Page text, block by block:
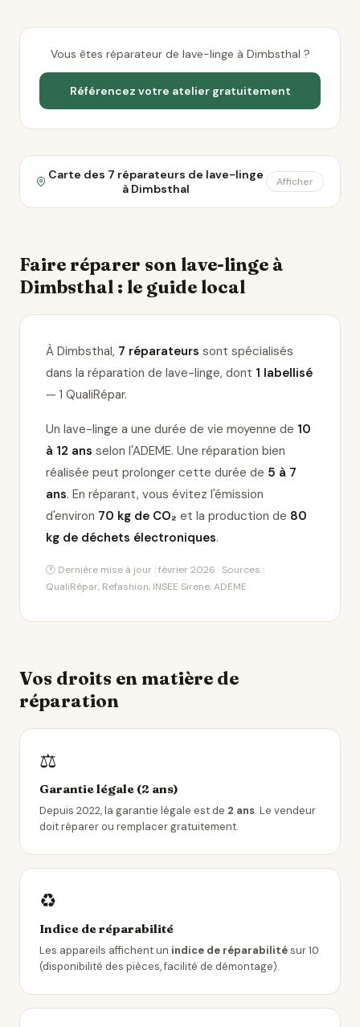
Vous êtes réparateur de lave-linge à Dimbsthal ?
Référencez votre atelier gratuitement
Carte des 7 réparateurs de lave-linge
à Dimbsthal
Afficher
Faire réparer son lave-linge à
Dimbsthal : le guide local
À Dimbsthal, 7 réparateurs sont spécialisés
dans la réparation de lave-linge, dont 1 labellisé
— 1 QualiRépar.
Un lave-linge a une durée de vie moyenne de 10
à 12 ans selon l'ADEME. Une réparation bien
réalisée peut prolonger cette durée de 5 à 7
ans. En réparant, vous évitez l'émission
d'environ 70 kg de CO₂ et la production de 80
kg de déchets électroniques.
🕐 Dernière mise à jour : février 2026 · Sources :
QualiRépar, Refashion, INSEE Sirene, ADEME
Vos droits en matière de
réparation
⚖️
Garantie légale (2 ans)
Depuis 2022, la garantie légale est de 2 ans. Le vendeur
doit réparer ou remplacer gratuitement.
♻️
Indice de réparabilité
Les appareils affichent un indice de réparabilitésur 10
(disponibilité des pièces, facilité de démontage).